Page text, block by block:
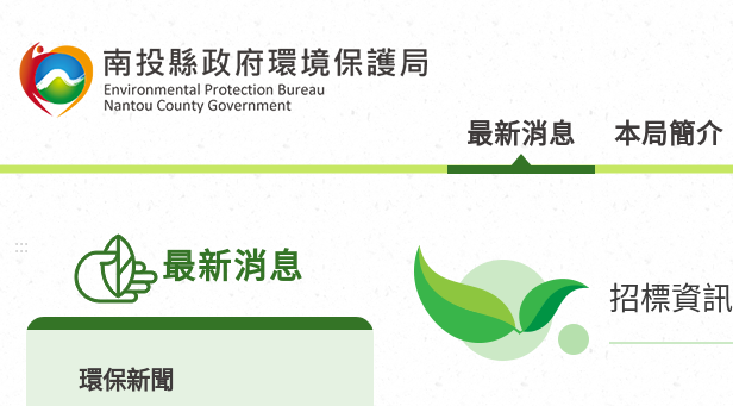
主
容
塊
最新消息 本局簡介
:::
最新消息
環保新聞
招標資訊